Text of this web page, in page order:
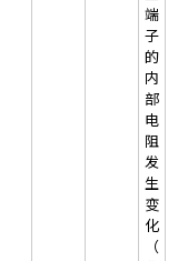
端
子
的
内
部
电
阻
发
生
变
化
（